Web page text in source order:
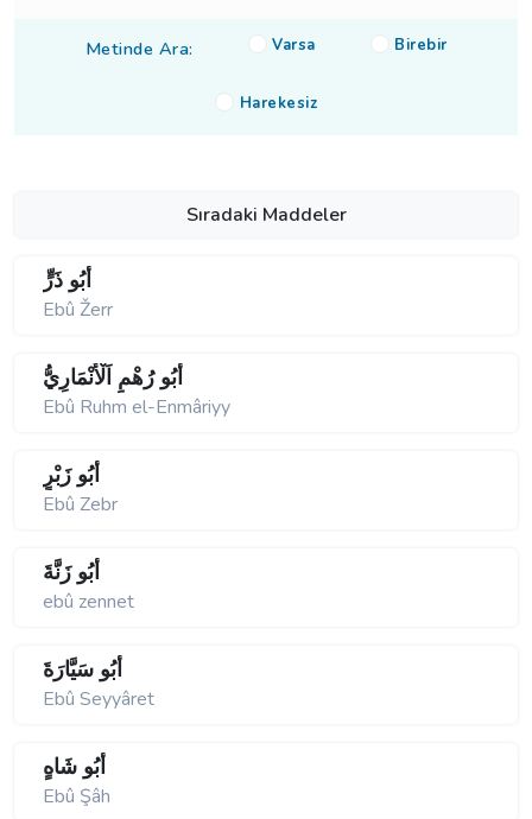
Metinde Ara: Varsa Birebir
Harekesiz
Sıradaki Maddeler
أَبُو ذَرٍّ
Ebû Žerr
أَبُو رُهْمٍ اَلْأَنْمَارِيُّ
Ebû Ruhm el-Enmâriyy
أَبُو زَبْرٍ
Ebû Zebr
أَبُو زَنَّةَ
ebû zennet
أَبُو سَيَّارَةَ
Ebû Seyyâret
أَبُو شَاهٍ
Ebû Şâh